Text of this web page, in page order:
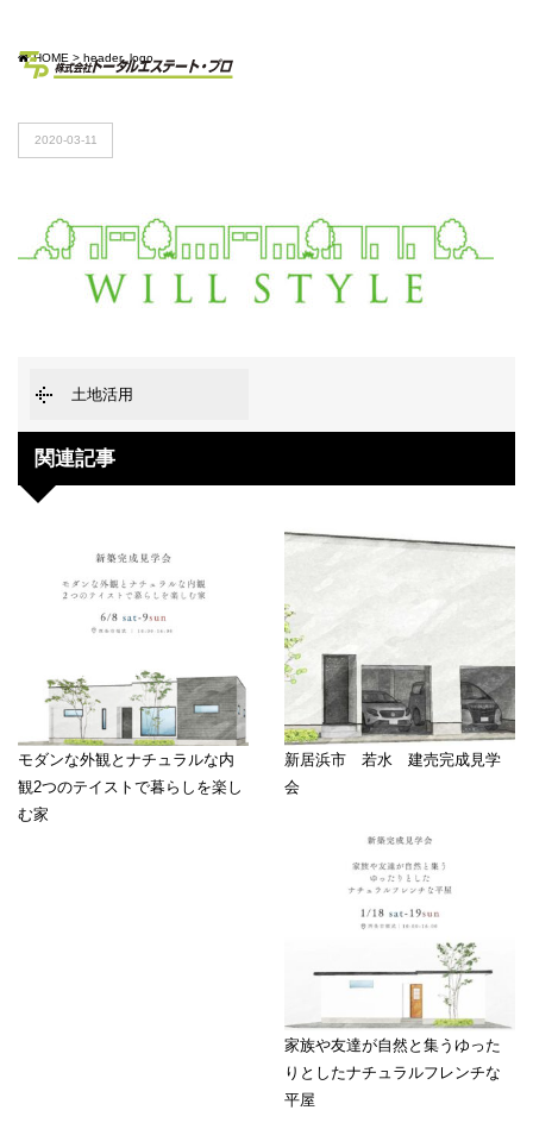
HOME > header_logo
2020-03-11
土地活用
関連記事
モダンな外観とナチュラルな内
観2つのテイストで暮らしを楽し
む家
新居浜市 若水 建売完成見学
会
家族や友達が自然と集うゆった
りとしたナチュラルフレンチな
平屋